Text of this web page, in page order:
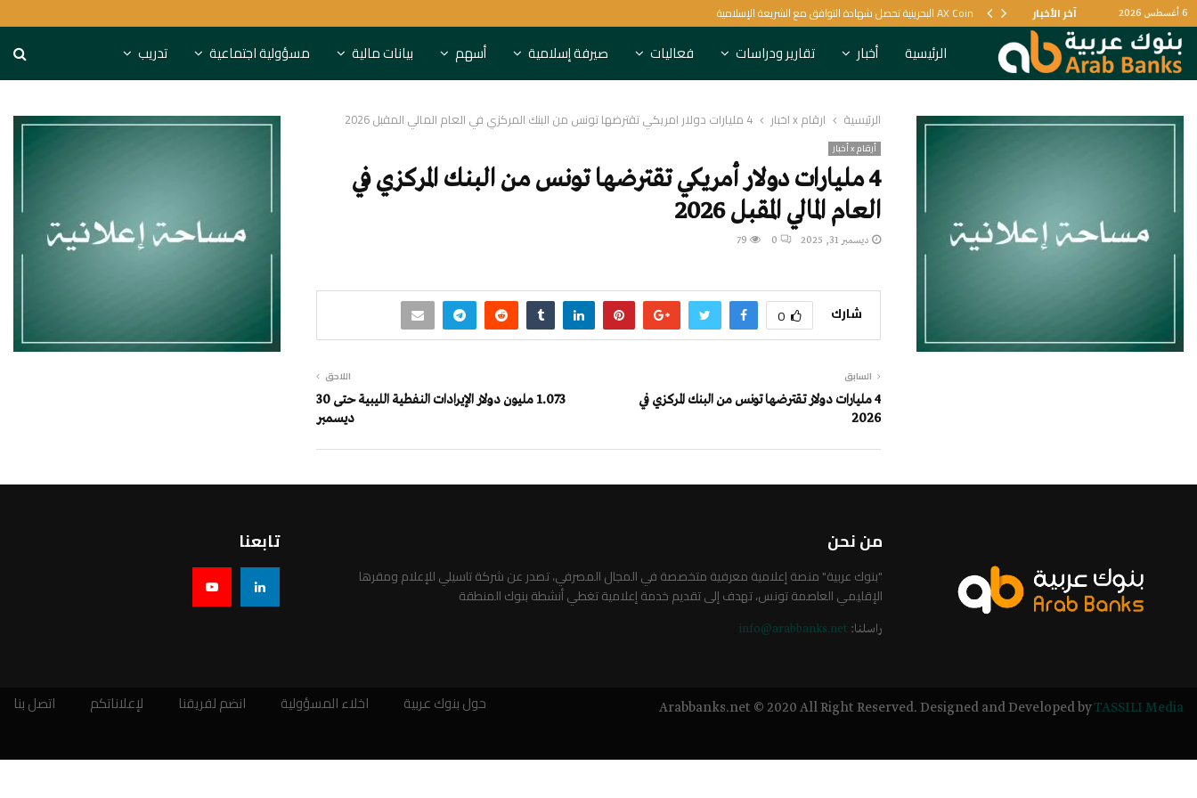
6 أغسطس 2026 آخر الأخبار AX Coin البحرينية تحصل شهادة التوافق مع الشريعة الإسلامية
الرئيسية أخبار تقارير ودراسات فعاليات صيرفة إسلامية أسهم بيانات مالية مسؤولية اجتماعية تدريب
الرئيسية أرقام x أخبار 4 مليارات دولار أمريكي تقترضها تونس من البنك المركزي في العام المالي المقبل 2026
أرقام x أخبار
4 مليارات دولار أمريكي تقترضها تونس من البنك المركزي في
العام المالي المقبل 2026
ديسمبر 31, 2025 0
79
شارك 0
السابق
4 مليارات دولار تقترضها تونس من البنك المركزي في
2026
اللاحق
1.073 مليون دولار الإيرادات النفطية الليبية حتى 30
ديسمبر
من نحن
"بنوك عربية" منصة إعلامية معرفية متخصصة في المجال المصرفي، تصدر عن شركة تاسيلي للإعلام ومقرها
الإقليمي العاصمة تونس، تهدف إلى تقديم خدمة إعلامية تغطي أنشطة بنوك المنطقة
راسلنا: info@arabbanks.net
تابعنا
Arabbanks.net © 2020 All Right Reserved. Designed and Developed byTASSILI Media حول بنوك عربية اخلاء المسؤولية انضم لفريقنا لإعلاناتكم اتصل بنا